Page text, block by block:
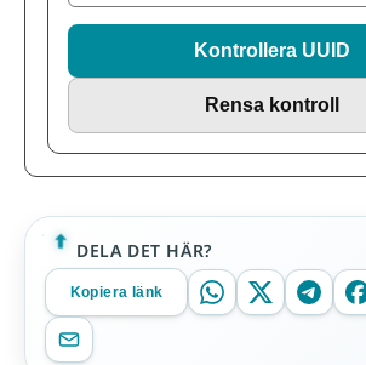
Kontrollera UUID
Rensa kontroll
DELA DET HÄR?
Kopiera länk